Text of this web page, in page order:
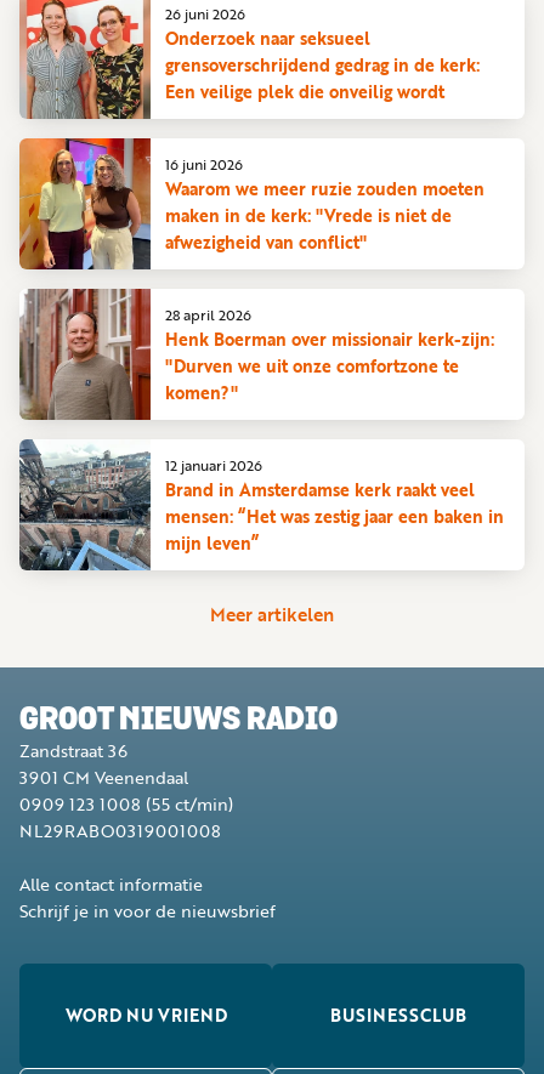
Onderzoek naar seksueel
grensoverschrijdend gedrag in de kerk:
Een veilige plek die onveilig wordt
26 juni 2026
Waarom we meer ruzie zouden moeten
maken in de kerk: "Vrede is niet de
afwezigheid van conflict"
16 juni 2026
Henk Boerman over missionair kerk-zijn:
"Durven we uit onze comfortzone te
komen?"
28 april 2026
Brand in Amsterdamse kerk raakt veel
mensen: “Het was zestig jaar een baken in
mijn leven”
12 januari 2026
Meer artikelen
GROOT NIEUWS RADIO
Zandstraat 36
3901 CM Veenendaal
0909 123 1008 (55 ct/min)
NL29RABO0319001008
Alle contact informatie
Schrijf je in voor de nieuwsbrief
WORD NU VRIEND BUSINESSCLUB